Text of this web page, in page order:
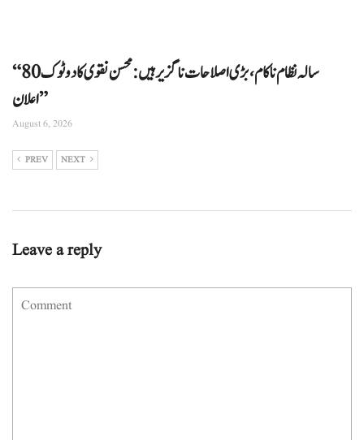
“80 سالہ نظام ناکام، بڑی اصلاحات ناگزیر ہیں: محسن نقوی کا دوٹوک
اعلان”
August 6, 2026
PREV NEXT
Leave a reply